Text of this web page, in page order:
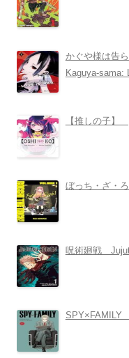
かぐや様は告
Kaguya-sama:
【推しの子】
ぼっち・ざ・
呪術廻戦
SPY×FAMILY